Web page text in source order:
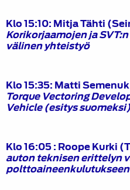
Klo 15:10: Mitja Tähti
Korikorjaamojen ja
välinen yhteistyö
Klo 15:35: Matti Semenuk
Torque Vectoring
Vehicle (esitys suomeksi)
Klo 16:05 : Roope Kurki
auton teknisen erittelyn
polttoaineenkulutukseen